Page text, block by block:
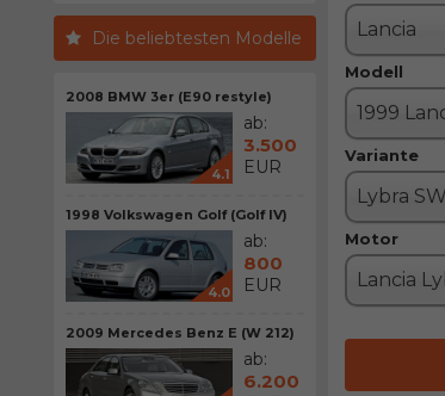
Die beliebtesten Modelle
2008 BMW 3er (E90 restyle)
4.1
ab:
3.500
EUR
1998 Volkswagen Golf (Golf IV)
4.0
ab:
800
EUR
2009 Mercedes Benz E (W 212)
ab:
6.200
Lancia
Modell
1999
Variante
Lybra
Motor